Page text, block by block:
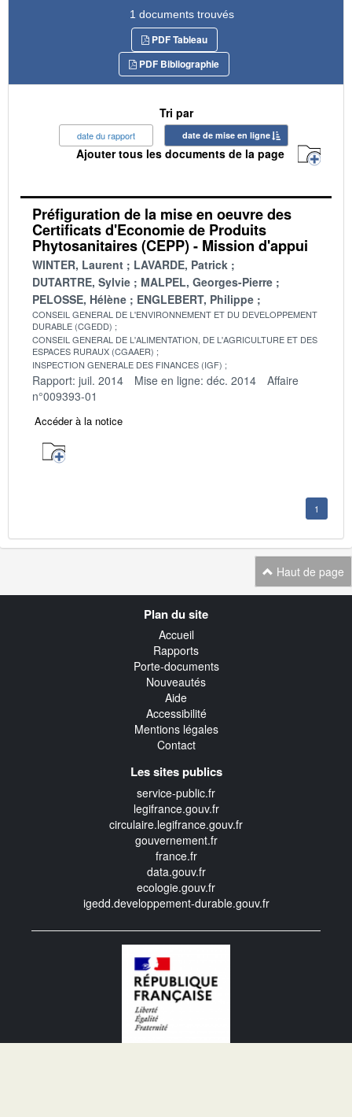
1 documents trouvés
PDF Tableau
PDF Bibliographie
Tri par
date du rapport date de mise en ligne
Ajouter tous les documents de la page
Préfiguration de la mise en oeuvre des
Certificats d'Economie de Produits
Phytosanitaires (CEPP) - Mission d'appui
WINTER, Laurent
LAVARDE, Patrick
DUTARTRE, Sylvie
MALPEL, Georges-Pierre
PELOSSE, Hélène
ENGLEBERT, Philippe
CONSEIL GENERAL DE L'ENVIRONNEMENT ET DU DEVELOPPEMENT
DURABLE (CGEDD)
CONSEIL GENERAL DE L'ALIMENTATION, DE L'AGRICULTURE ET DES
ESPACES RURAUX (CGAAER)
INSPECTION GENERALE DES FINANCES (IGF)
Rapport: juil. 2014 Mise en ligne: déc. 2014
Affaire
n°009393-01
Accéder à la notice
1
Haut de page
Plan du site
Accueil
Rapports
Porte-documents
Nouveautés
Aide
Accessibilité
Mentions légales
Contact
Les sites publics
service-public.fr
legifrance.gouv.fr
circulaire.legifrance.gouv.fr
gouvernement.fr
france.fr
data.gouv.fr
ecologie.gouv.fr
igedd.developpement-durable.gouv.fr